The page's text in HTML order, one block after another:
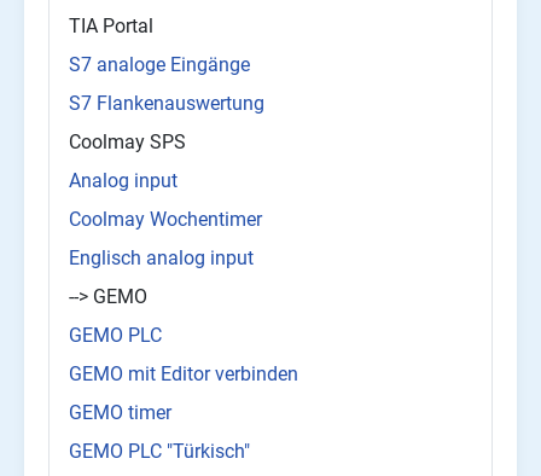
TIA Portal
S7 analoge Eingänge
S7 Flankenauswertung
Coolmay SPS
Analog input
Coolmay Wochentimer
Englisch analog input
--> GEMO
GEMO PLC
GEMO mit Editor verbinden
GEMO timer
GEMO PLC "Türkisch"